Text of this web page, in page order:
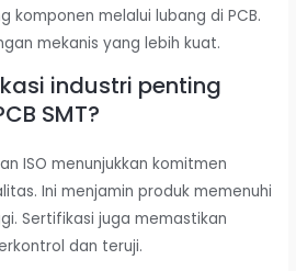
komponen melalui lubang di PCB.
mekanis yang lebih kuat.
industri penting
SMT?
ISO menunjukkan komitmen
Ini menjamin produk memenuhi
Sertifikasi juga memastikan
dan teruji.